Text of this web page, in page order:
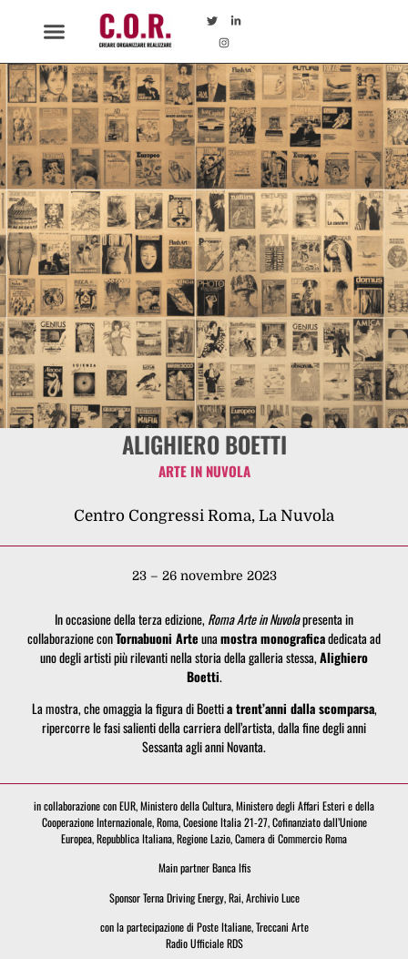
ALIGHIERO BOETTI
ARTE IN NUVOLA
Centro Congressi Roma, La Nuvola
23 – 26 novembre 2023
In occasione della terza edizione, Roma Arte in Nuvolapresenta in
collaborazione conTornabuoni Arteunamostra monograficadedicata ad
uno degli artisti più rilevanti nella storia della galleria stessa,Alighiero
Boetti.
La mostra, che omaggia la figura di Boettia trent’anni dalla scomparsa,
ripercorre le fasi salienti della carriera dell’artista, dalla fine degli anni
Sessanta agli anni Novanta.
in collaborazione con EUR, Ministero della Cultura, Ministero degli Affari Esteri e della
Cooperazione Internazionale, Roma, Coesione Italia 21-27, Cofinanziato dall’Unione
Europea, Repubblica Italiana, Regione Lazio, Camera di Commercio Roma
Main partner Banca Ifis
Sponsor Terna Driving Energy, Rai, Archivio Luce
con la partecipazione di Poste Italiane, Treccani Arte
Radio Ufficiale RDS